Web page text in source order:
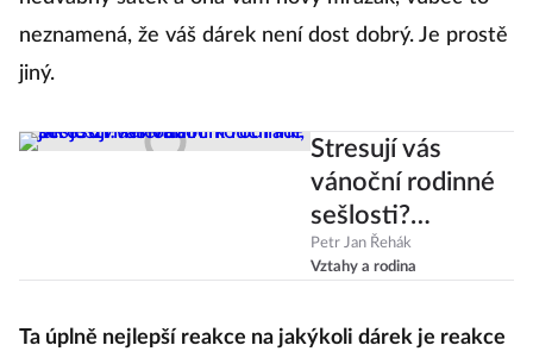
neznamená, že váš dárek není dost dobrý. Je prostě
jiný.
Stresují vás
vánoční rodinné
sešlosti?
Mentální kouč
radí, jak je
Petr Jan Řehák
Vztahy a rodina
Ta úplně nejlepší reakce na jakýkoli dárek je reakce